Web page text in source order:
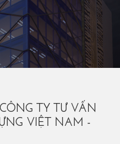
TY TƯ VẤN
VIỆT NAM -